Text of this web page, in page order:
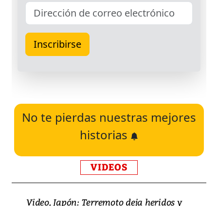
No te pierdas nuestras mejores
historias
VIDEOS
Video, Japón: Terremoto deja heridos y